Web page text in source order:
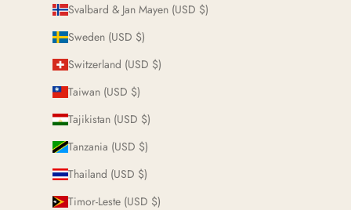
Svalbard & Jan Mayen (USD $)
Sweden (USD $)
Switzerland (USD $)
Taiwan (USD $)
Tajikistan (USD $)
Tanzania (USD $)
Thailand (USD $)
Timor-Leste (USD $)